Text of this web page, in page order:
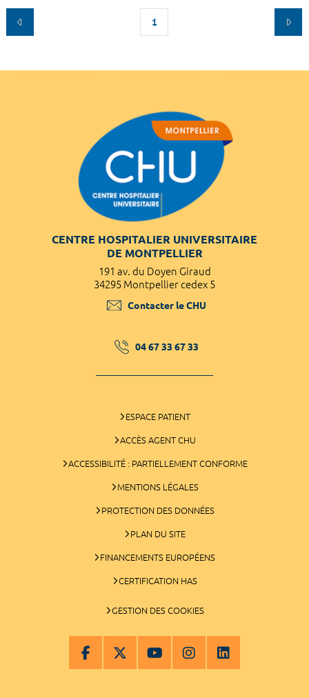
1
CENTRE HOSPITALIER UNIVERSITAIRE
DE MONTPELLIER
191 av. du Doyen Giraud
34295 Montpellier cedex 5
Contacter le CHU
04 67 33 67 33
ESPACE PATIENT
ACCÈS AGENT CHU
ACCESSIBILITÉ : PARTIELLEMENT CONFORME
MENTIONS LÉGALES
PROTECTION DES DONNÉES
PLAN DU SITE
FINANCEMENTS EUROPÉENS
CERTIFICATION HAS
GESTION DES COOKIES